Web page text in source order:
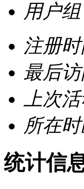
用户组
注册
最后
上次
所在
统计信